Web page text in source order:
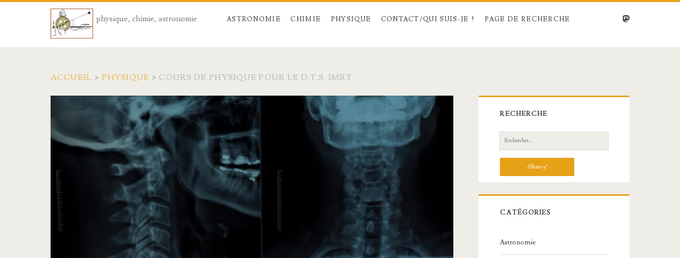
physique, chimie, astronomie ASTRONOMIE CHIMIE PHYSIQUE CONTACT/QUI SUIS-JE ? PAGE DE RECHERCHE mastodon
ACCUEIL >PHYSIQUE > COURS DE PHYSIQUE POUR LE D.T.S. IMRT
Barre
latérale
principale
RECHERCHE
Recherche:
CATÉGORIES
Astronomie